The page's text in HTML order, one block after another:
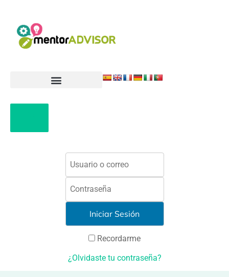
Recordarme
¿Olvidaste tu contraseña?